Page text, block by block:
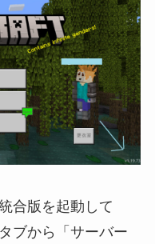
合版を起動して
ブから「サーバー